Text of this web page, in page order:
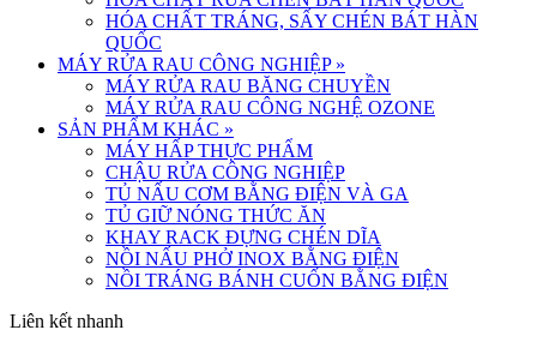
HÓA CHẤT TRÁNG, SẤY CHÉN BÁT HÀN
QUỐC
MÁY RỬA RAU CÔNG NGHIỆP »
MÁY RỬA RAU BĂNG CHUYỀN
MÁY RỬA RAU CÔNG NGHỆ OZONE
SẢN PHẨM KHÁC »
MÁY HẤP THỰC PHẨM
CHẬU RỬA CÔNG NGHIỆP
TỦ NẤU CƠM BẰNG ĐIỆN VÀ GA
TỦ GIỮ NÓNG THỨC ĂN
KHAY RACK ĐỰNG CHÉN DĨA
NỒI NẤU PHỞ INOX BẰNG ĐIỆN
NỒI TRÁNG BÁNH CUỐN BẰNG ĐIỆN
Liên kết nhanh